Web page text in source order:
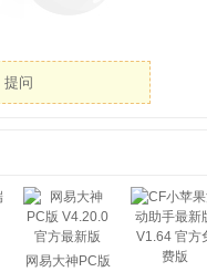
提问
网易大神PC版